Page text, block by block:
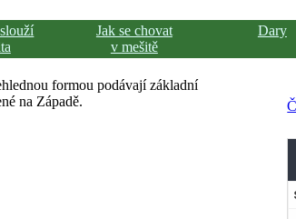
Jak se chovat
v mešitě
Dary
formou podávají základní
na Západě.